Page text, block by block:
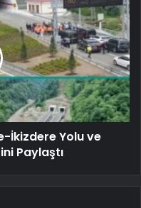
İkizdere Yolu ve
Paylaştı